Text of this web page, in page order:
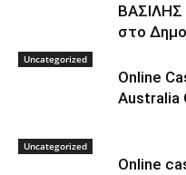
ΒΑΣΙΛΗΣ
στο
Uncategorized
Online
Australia
Uncategorized
Online